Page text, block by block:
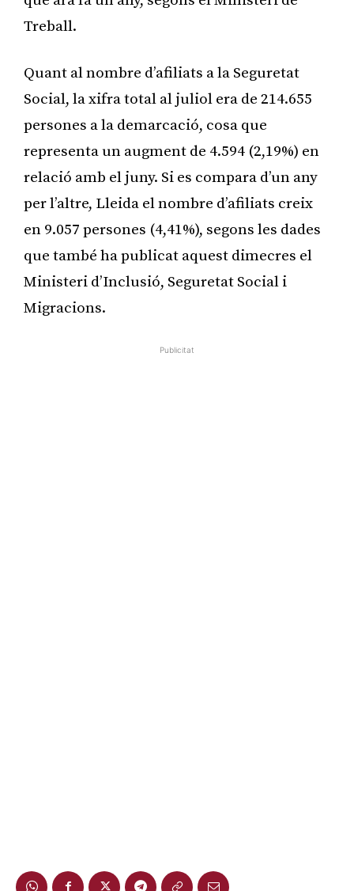
Treball.
Quant al nombre d’afiliats a la Seguretat
Social, la xifra total al juliol era de 214.655
persones a la demarcació, cosa que
representa un augment de 4.594 (2,19%) en
relació amb el juny. Si es compara d’un any
per l’altre, Lleida el nombre d’afiliats creix
en 9.057 persones (4,41%), segons les dades
que també ha publicat aquest dimecres el
Ministeri d’Inclusió, Seguretat Social i
Migracions.
Publicitat